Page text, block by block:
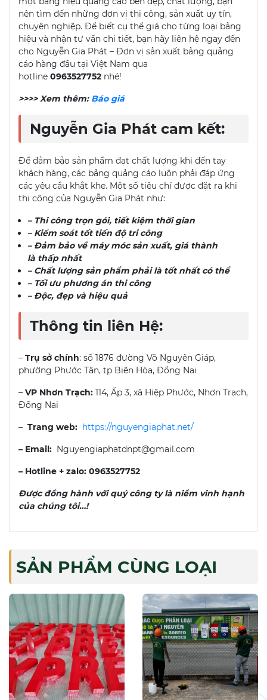
nên tìm đến những đơn vị thi công, sản xuất uy tín,
chuyên nghiệp. Để biết cụ thể giá cho từng loại bảng
hiệu và nhận tư vấn chi tiết, bạn hãy liên hệ ngay đến
cho Nguyễn Gia Phát – Đơn vị sản xuất bảng quảng
cáo hàng đầu tại Việt Nam qua
hotline 0963527752 nhé!
>>>> Xem thêm: Báo giá
Nguyễn Gia Phát cam kết:
Để đảm bảo sản phẩm đạt chất lượng khi đến tay
khách hàng, các bảng quảng cáo luôn phải đáp ứng
các yêu cầu khắt khe. Một số tiêu chí được đặt ra khi
thi công của Nguyễn Gia Phát như:
– Thi công trọn gói, tiết kiệm thời gian
– Kiểm soát tốt tiến độ tri công
– Đảm bảo về máy móc sản xuất, giá thành
là thấp nhất
– Chất lượng sản phẩm phải là tốt nhất có thể
– Tối ưu phương án thi công
– Độc, đẹp và hiệu quả
Thông tin liên Hệ:
– Trụ sở chính: số 1876 đường Võ Nguyên Giáp,
phường Phước Tân, tp Biên Hòa, Đồng Nai
– VP Nhơn Trạch: 114, Ấp 3, xã Hiệp Phước, Nhơn Trạch,
Đồng Nai
– Trang web: https://nguyengiaphat.net/
– Email: Nguyengiaphatdnpt@gmail.com
– Hotline + zalo: 0963527752
Được đồng hành với quý công ty là niềm vinh hạnh
của chúng tôi…!
SẢN PHẨM CÙNG LOẠI